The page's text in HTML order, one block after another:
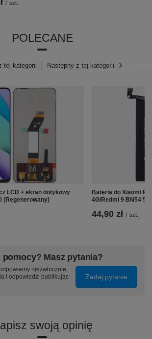
/ szt.
POLECANE
tej kategorii Następny z tej kategorii
LCD + ekran dotykowy
(Regenerowany)
Bateria do Xiaomi
4G/Redmi 9 BN54
44,90 zł / szt.
pomocy? Masz pytania?
niezwłocznie,
i odpowiedzi publikując
Zadaj pytanie
swoją opinię